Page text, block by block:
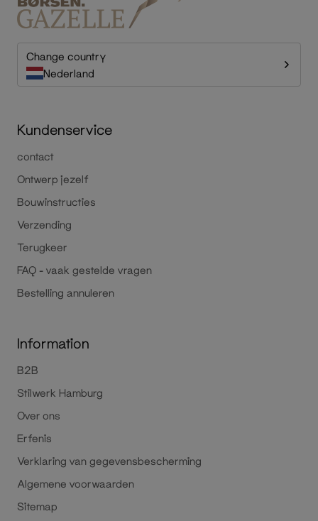
Change country
Nederland
Kundenservice
contact
Ontwerp jezelf
Bouwinstructies
Verzending
Terugkeer
FAQ - vaak gestelde vragen
Bestelling annuleren
Information
B2B
Stilwerk Hamburg
Over ons
Erfenis
Verklaring van gegevensbescherming
Algemene voorwaarden
Sitemap